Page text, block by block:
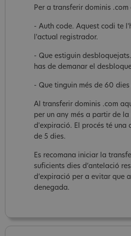
Per a transferir dominis .com
- Auth code. Aquest codi te
l'actual registrador.
- Que estiguin
has de demanar el
- Que tinguin més de 60
Al transferir dominis .com
per un any més a partir de la
d'expiració. El procés té una
de 5 dies.
Es recomana iniciar la
suficients dies d’antelació
d’expiració per a evitar que
denegada.